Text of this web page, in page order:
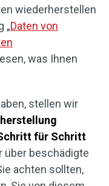
wiederherstellen
„Daten von
was Ihnen
stellen wir
für Schritt
über beschädigte
achten sollten,